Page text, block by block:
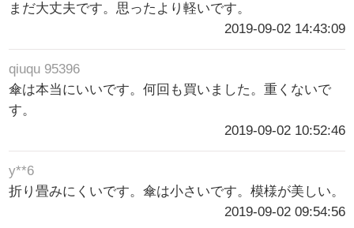
まだ大丈夫です。思ったより軽いです。
2019-09-02 14:43:09
qiuqu 95396
傘は本当にいいです。何回も買いました。重くないで
す。
2019-09-02 10:52:46
y**6
折り畳みにくいです。傘は小さいです。模様が美しい。
2019-09-02 09:54:56